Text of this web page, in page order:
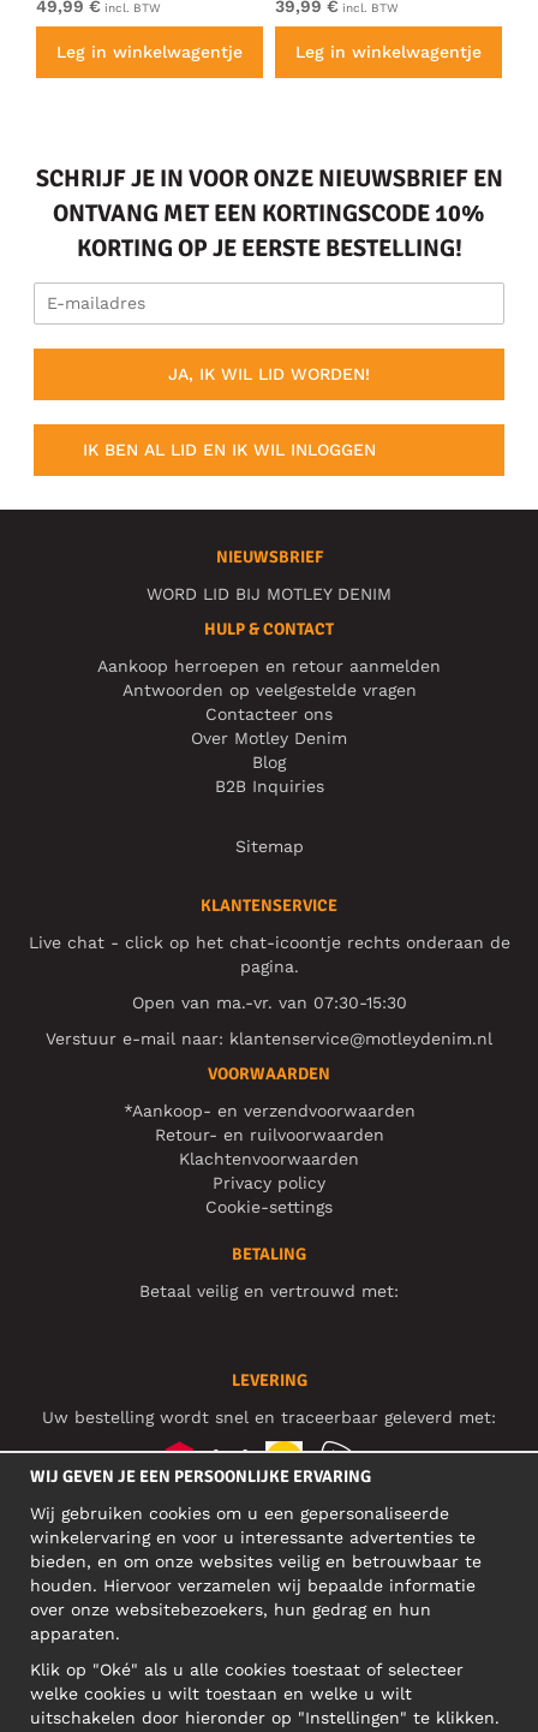
49,99 € incl. BTW
Leg in winkelwagentje
39,99 € incl. BTW
Leg in winkelwagentje
SCHRIJF JE IN VOOR ONZE NIEUWSBRIEF EN
ONTVANG MET EEN KORTINGSCODE 10%
KORTING OP JE EERSTE BESTELLING!
JA, IK WIL LID WORDEN!
IK BEN AL LID EN IK WIL INLOGGEN
NIEUWSBRIEF
WORD LID BIJ MOTLEY DENIM
HULP & CONTACT
Aankoop herroepen en retour aanmelden
Antwoorden op veelgestelde vragen
Contacteer ons
Over Motley Denim
Blog
B2B Inquiries
Sitemap
KLANTENSERVICE
Live chat - click op het chat-icoontje rechts onderaan de
pagina.
Open van ma.-vr. van 07:30-15:30
Verstuur e-mail naar: klantenservice@motleydenim.nl
VOORWAARDEN
*Aankoop- en verzendvoorwaarden
Retour- en ruilvoorwaarden
Klachtenvoorwaarden
Privacy policy
Cookie-settings
BETALING
Betaal veilig en vertrouwd met:
LEVERING
Uw bestelling wordt snel en traceerbaar geleverd met:
SOCIAL MEDIA
BEDRIJFSADRES
Narva mnt 5, EE-10117 Tallinn
Reg: 12356245
WIJ GEVEN JE EEN PERSOONLIJKE ERVARING
Wij gebruiken cookies om u een gepersonaliseerde
winkelervaring en voor u interessante advertenties te
bieden, en om onze websites veilig en betrouwbaar te
houden. Hiervoor verzamelen wij bepaalde informatie
over onze websitebezoekers, hun gedrag en hun
apparaten.
Klik op "Oké" als u alle cookies toestaat of selecteer
welke cookies u wilt toestaan en welke u wilt
uitschakelen door hieronder op "Instellingen" te klikken.